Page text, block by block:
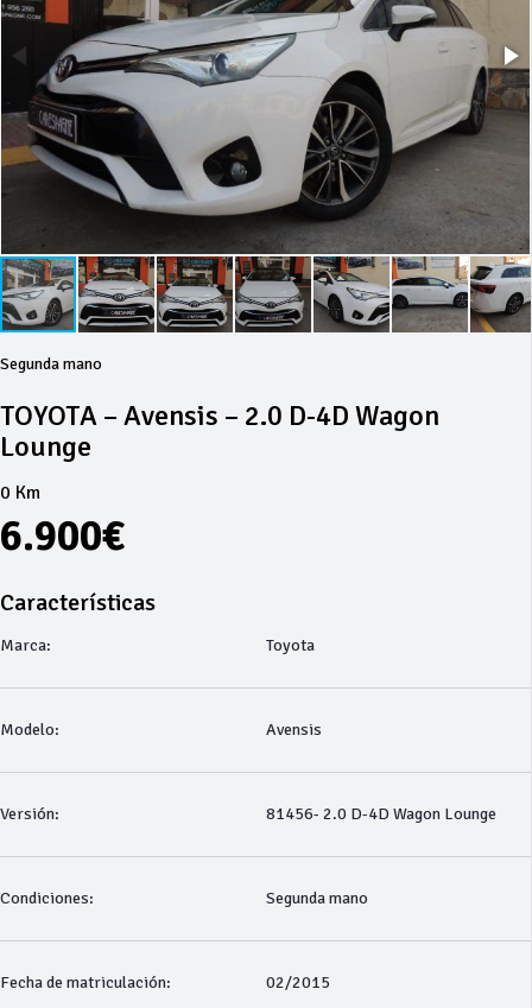
Segunda mano
TOYOTA – Avensis – 2.0 D-4D Wagon
Lounge
0 Km
6.900€
Características
Marca: Toyota
Modelo: Avensis
Versión: 81456- 2.0 D-4D Wagon Lounge
Condiciones: Segunda mano
Fecha de matriculación: 02/2015